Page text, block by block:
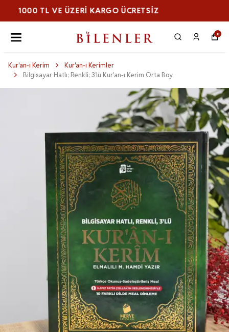
1000 TL VE ÜZERI KARGO ÜCRETSİZ
0
Kur'an-ı Kerim
Kur'an-ı Kerimler
Bilgisayar Hatlı; Renkli; 3’lü Kur'an-ı Kerim Orta Boy